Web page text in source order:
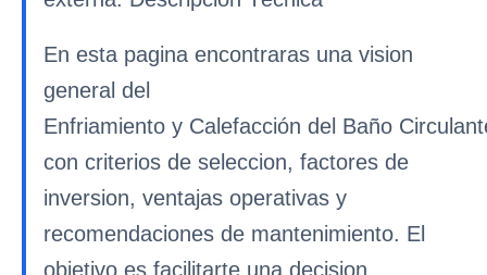
En esta pagina encontraras una vision
general del
Enfriamiento y Calefacción del Baño
con criterios de seleccion, factores de
inversion, ventajas operativas y
recomendaciones de mantenimiento. El
objetivo es facilitarte una decision